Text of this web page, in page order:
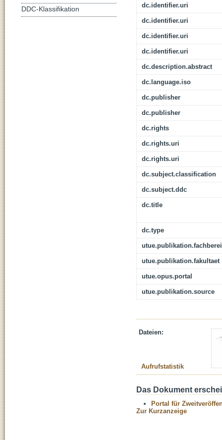
dc.identifier.uri
dc.identifier.uri
dc.identifier.uri
dc.identifier.uri
dc.description.abstract
dc.language.iso
dc.publisher
dc.publisher
dc.rights
dc.rights.uri
dc.rights.uri
dc.subject.classification
dc.subject.ddc
dc.title
dc.type
utue.publikation.fakultaet
utue.opus.portal
utue.publikation.source
Dateien:
Aufrufstatistik
Das Dokument
Portal für
Zur Kurzanzeige
DDC-Klassifikation